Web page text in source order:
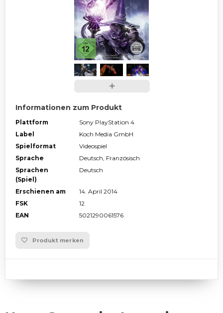
Informationen zum Produkt
Plattform
Sony PlayStation 4
Label
Koch Media GmbH
Spielformat
Videospiel
Sprache
Deutsch, Französisch
Sprachen
(Spiel)
Deutsch
Erschienen am
14. April 2014
FSK
12
EAN
5021290061576
Produkt merken